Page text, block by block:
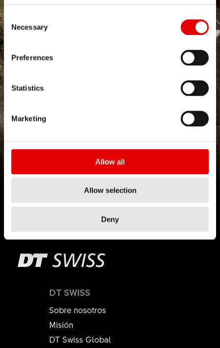
Consent Selection
Necessary
Preferences
Statistics
Marketing
Allow all
Allow selection
Deny
El nuevo F 1900 CLASSIC
Más información
DT SWISS
Sobre nosotros
Misión
DT Swiss Global